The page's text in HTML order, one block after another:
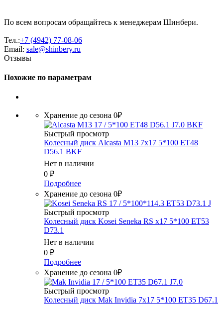
По всем вопросам обращайтесь к менеджерам Шинбери.
Тел.:+7 (4942) 77-08-06
Email: sale@shinbery.ru
Отзывы
Похожие по параметрам
Хранение до сезона 0₽
Быстрый просмотр
Колесный диск Alcasta M13 7x17 5*100 ET48
D56.1 BKF
Нет в наличии
0 ₽
Подробнее
Хранение до сезона 0₽
Быстрый просмотр
Колесный диск Kosei Seneka RS x17 5*100 ET53
D73.1
Нет в наличии
0 ₽
Подробнее
Хранение до сезона 0₽
Быстрый просмотр
Колесный диск Mak Invidia 7x17 5*100 ET35 D67.1